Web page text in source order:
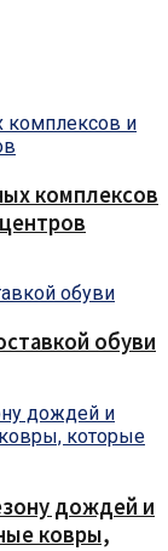
комплексов
обуви
дождей и
ковры,